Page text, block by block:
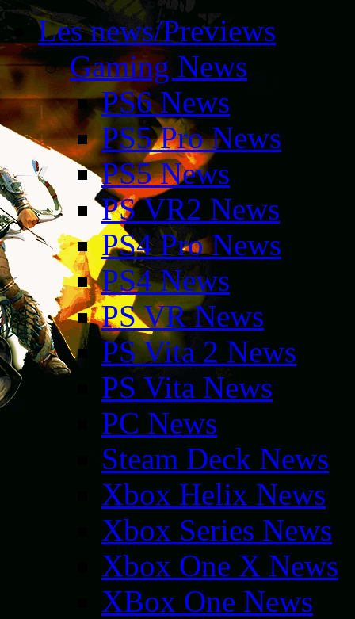
Les news/Previews
Gaming News
PS6 News
PS5 Pro News
PS5 News
PS VR2 News
PS4 Pro News
PS4 News
PS VR News
PS Vita 2 News
PS Vita News
PC News
Steam Deck News
Xbox Helix News
Xbox Series News
Xbox One X News
XBox One News